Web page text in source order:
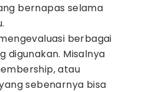
bernapas selama
berbagai
digunakan. Misalnya
atau
sebenarnya bisa